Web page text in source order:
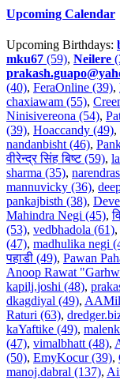
Upcoming Calendar
Upcoming Birthdays:
mku67 (59), Neilere
(40), FeraOnline (39),
chaxiawam (55),
Ninisivereona (54),
(39), Hoaccandy (49),
nandanbisht (46),
वीरेन्द्र सिंह बिष्ट (59),
sharma (35),
mannuvicky (36),
pankajbisth (38),
Mahindra Negi (45),
(53), vedbhadola (61),
(47), madhulika negi
पहाडी (49), Pawan
Anoop Rawat
kapilj.joshi (48),
dkagdiyal (49),
Raturi (63),
kaYaftike (49),
(47), vimalbhatt (48),
(50), EmyKocur (39),
manoj.dabral (137),